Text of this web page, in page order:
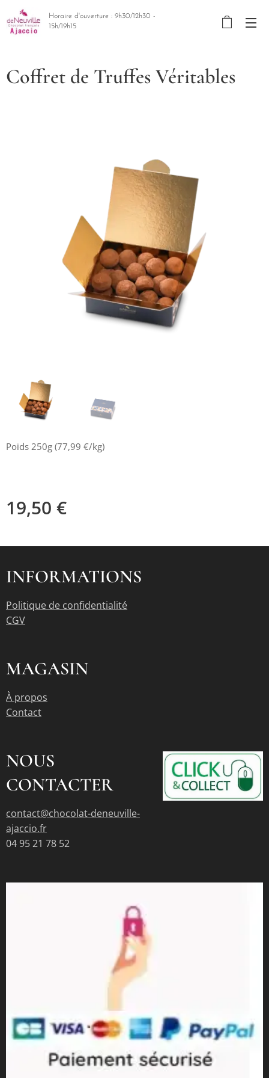
Horaire d'ouverture : 9h30/12h30 -
15h/19h15
Coffret de Truffes Véritables
Poids 250g (77,99 €/kg)
19,50 €
INFORMATIONS
Politique de confidentialité
CGV
MAGASIN
À propos
Contact
NOUS
CONTACTER
contact@chocolat-deneuville-
ajaccio.fr
04 95 21 78 52